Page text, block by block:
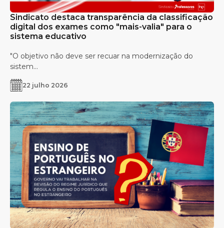
Sindicato destaca transparência da classificação
digital dos exames como "mais-valia" para o
sistema educativo
"O objetivo não deve ser recuar na modernização do
sistem...
22 julho 2026